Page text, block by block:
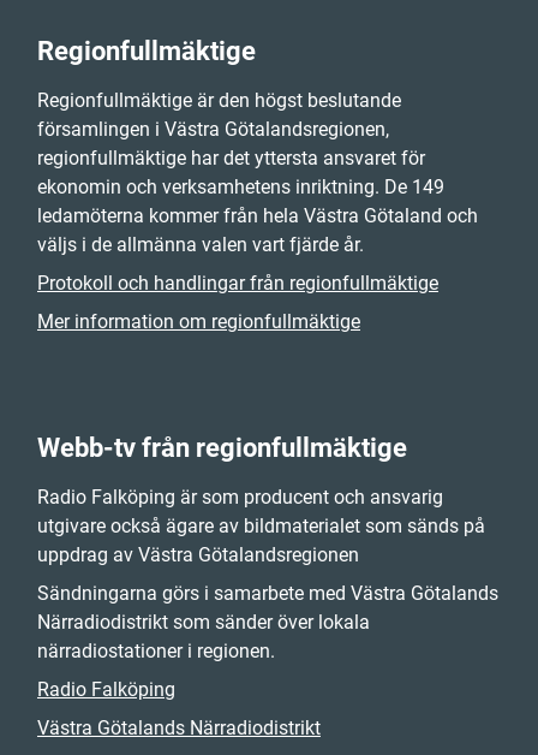
Regionfullmäktige
Regionfullmäktige är den högst beslutande
församlingen i Västra Götalandsregionen,
regionfullmäktige har det yttersta ansvaret för
ekonomin och verksamhetens inriktning. De 149
ledamöterna kommer från hela Västra Götaland och
väljs i de allmänna valen vart fjärde år.
Protokoll och handlingar från regionfullmäktige
Mer information om regionfullmäktige
Webb-tv från regionfullmäktige
Radio Falköping är som producent och ansvarig
utgivare också ägare av bildmaterialet som sänds på
uppdrag av Västra Götalandsregionen
Sändningarna görs i samarbete med Västra Götalands
Närradiodistrikt som sänder över lokala
närradiostationer i regionen.
Radio Falköping
Västra Götalands Närradiodistrikt